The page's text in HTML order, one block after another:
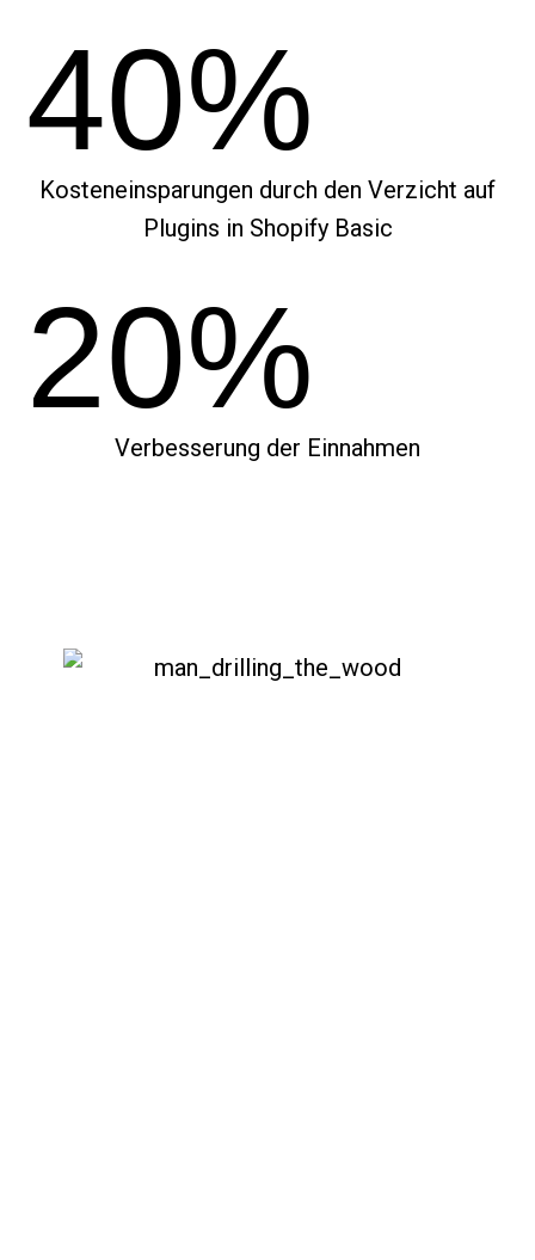
40%
Kosteneinsparungen durch den Verzicht auf
Plugins in Shopify Basic
20%
Verbesserung der Einnahmen